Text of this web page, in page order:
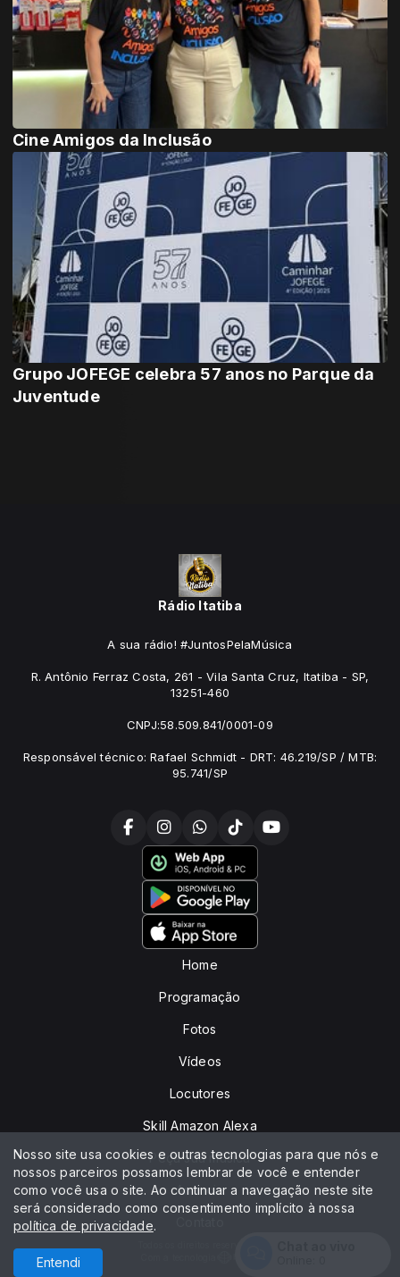
Cine Amigos da Inclusão
Grupo JOFEGE celebra 57 anos no Parque da
Juventude
Rádio Itatiba
A sua rádio! #JuntosPelaMúsica
R. Antônio Ferraz Costa, 261 - Vila Santa Cruz, Itatiba - SP,
13251-460
CNPJ:58.509.841/0001-09
Responsável técnico: Rafael Schmidt - DRT: 46.219/SP / MTB:
95.741/SP
Home
Programação
Fotos
Vídeos
Locutores
Skill Amazon Alexa
Peça sua música
Anuncie
Nosso site usa cookies e outras tecnologias para que nós e
nossos parceiros possamos lembrar de você e entender
como você usa o site. Ao continuar a navegação neste site
será considerado como consentimento implícito à nossa
política de privacidade.
Entendi